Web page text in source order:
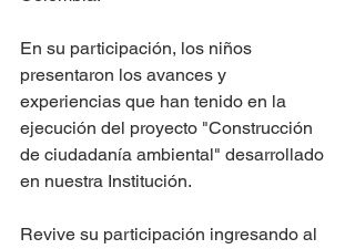
En su participación, los niños
presentaron los avances y
experiencias que han tenido en la
ejecución del proyecto "Construcción
de ciudadanía ambiental" desarrollado
en nuestra Institución.
Revive su participación ingresando al